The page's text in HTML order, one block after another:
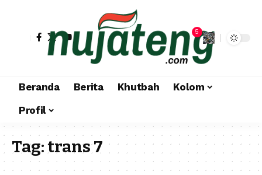
5
Beranda Berita Khutbah
Kolom
Profil
Tag:trans 7